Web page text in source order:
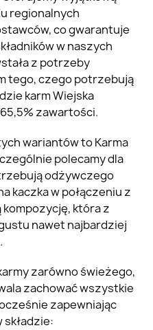
regionalnych
co gwarantuje
w naszych
z potrzeby
tego, czego potrzebują
karm Wiejska
zawartości.
wariantów to Karma
polecamy dla
odżywczego
kaczka w połączeniu z
która z
nawet najbardziej
zarówno świeżego,
zachować wszystkie
zapewniając